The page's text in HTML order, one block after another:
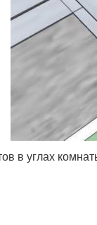
в углах